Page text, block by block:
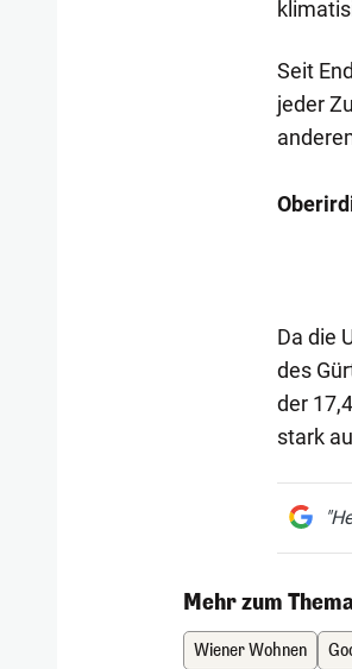
Seit
jeder
Da die
des
der
stark
Mehr zum
Wiener Wohnen